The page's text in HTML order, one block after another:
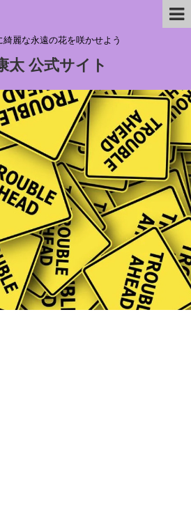
麗な永遠の花を咲かせよう
太 公式サイト